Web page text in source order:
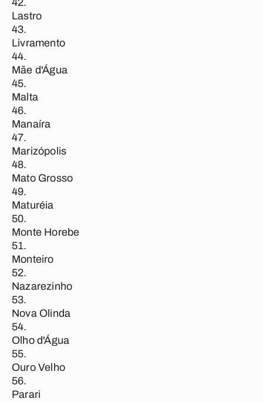
Lastro
Livramento
Mãe d'Água
Malta
Manaíra
Marizópolis
Mato Grosso
Maturéia
Monte Horebe
Monteiro
Nazarezinho
Nova Olinda
Olho d'Água
Ouro Velho
Parari